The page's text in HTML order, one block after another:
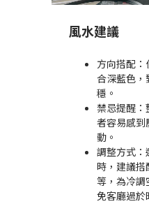
風水建議
方向搭配
合深藍色，
穩。
禁忌提醒：
者容易感到
動。
調整方式：
時，建議搭
等，為冷調
免客廳過於